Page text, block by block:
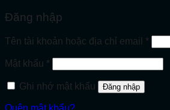
Đăng nhập
Tên tài khoản hoặc địa chỉ email *Bắt
buộc
Mật khẩu *Bắt
buộc
Ghi nhớ mật khẩu
Đăng nhập
Quên mật khẩu?